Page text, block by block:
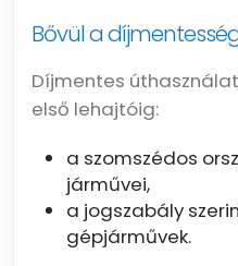
Bővül a
Díjmentes
első lehajtóig:
a szomszédos
járművei,
a jogszabály
gépjárművek.